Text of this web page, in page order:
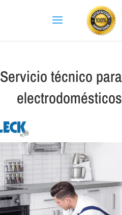
Servicio técnico para
electrodomésticos